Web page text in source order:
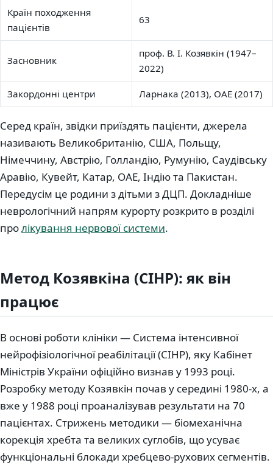
Країн походження
пацієнтів
63
Засновник
проф. В. І. Козявкін (1947–
2022)
Закордонні центри Ларнака (2013), ОАЕ (2017)
Серед країн, звідки приїздять пацієнти, джерела
називають Великобританію, США, Польщу,
Німеччину, Австрію, Голландію, Румунію, Саудівську
Аравію, Кувейт, Катар, ОАЕ, Індію та Пакистан.
Передусім це родини з дітьми з ДЦП. Докладніше
неврологічний напрям курорту розкрито в розділі
пролікування нервової системи.
Метод Козявкіна (СІНР): як він
працює
В основі роботи клініки — Система інтенсивної
нейрофізіологічної реабілітації (СІНР), яку Кабінет
Міністрів України офіційно визнав у 1993 році.
Розробку методу Козявкін почав у середині 1980-х, а
вже у 1988 році проаналізував результати на 70
пацієнтах. Стрижень методики — біомеханічна
корекція хребта та великих суглобів, що усуває
функціональні блокади хребцево-рухових сегментів.